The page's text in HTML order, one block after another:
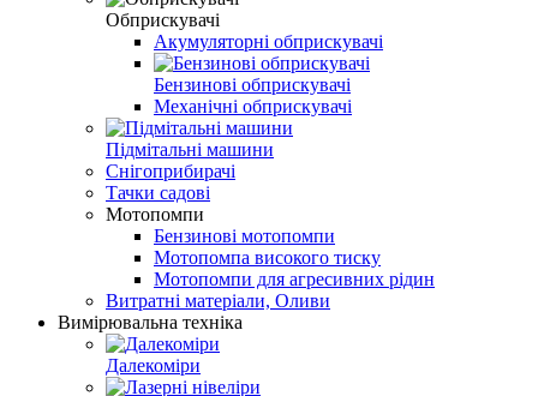
Обприскувачі
Акумуляторні обприскувачі
Бензинові обприскувачі
Механічні обприскувачі
Підмітальні машини
Снігоприбирачі
Тачки садові
Мотопомпи
Бензинові мотопомпи
Мотопомпа високого тиску
Мотопомпи для агресивних рідин
Витратні матеріали, Оливи
Вимірювальна техніка
Далекоміри